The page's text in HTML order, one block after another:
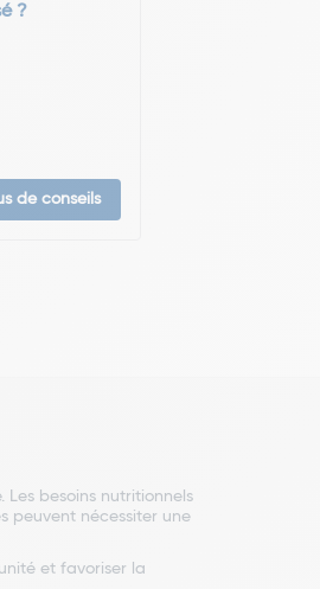
?
de conseils
besoins nutritionnels
peuvent nécessiter une
et favoriser la